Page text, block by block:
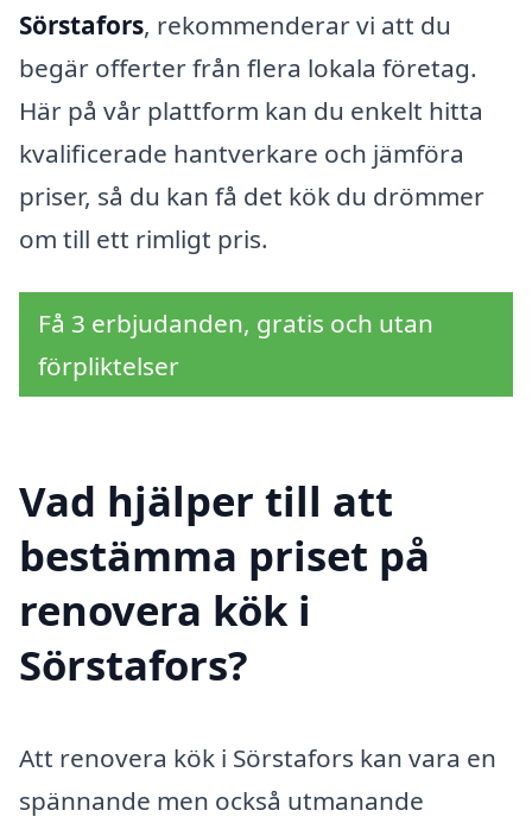
Sörstafors, rekommenderar vi att du
begär offerter från flera lokala företag.
Här på vår plattform kan du enkelt hitta
kvalificerade hantverkare och jämföra
priser, så du kan få det kök du drömmer
om till ett rimligt pris.
Få 3 erbjudanden, gratis och utan
förpliktelser
Vad hjälper till att
bestämma priset på
renovera kök i
Sörstafors?
Att renovera kök i Sörstafors kan vara en
spännande men också utmanande